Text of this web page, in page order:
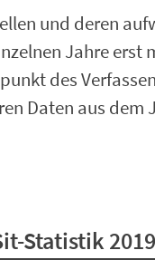
und deren
Jahre erst
des
Daten aus dem
Statistik 2019